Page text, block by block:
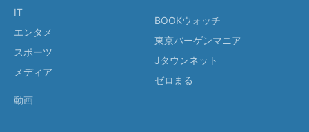
IT
エンタメ
スポーツ
メディア
動画
BOOKウォッチ
東京バーゲンマニア
Jタウンネット
ゼロまる